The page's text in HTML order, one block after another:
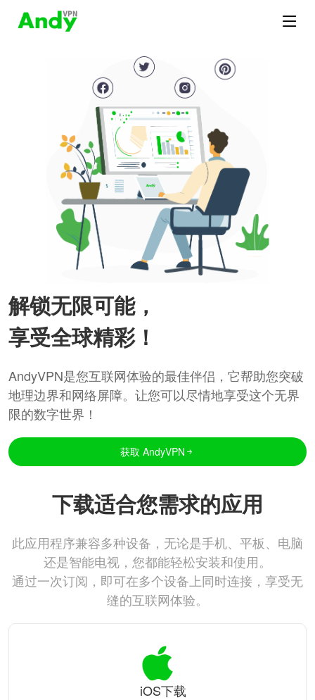
解锁无限可能，
享受全球精彩！
AndyVPN是您互联网体验的最佳伴侣，它帮助您突破
地理边界和网络屏障。让您可以尽情地享受这个无界
限的数字世界！
获取 AndyVPN
下载适合您需求的应用
此应用程序兼容多种设备，无论是手机、平板、电脑
还是智能电视，您都能轻松安装和使用。
通过一次订阅，即可在多个设备上同时连接，享受无
缝的互联网体验。
iOS下载